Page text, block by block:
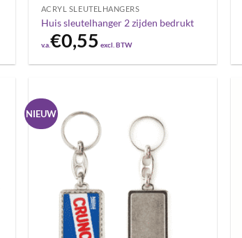
ACRYL SLEUTELHANGERS
Huis sleutelhanger 2 zijden bedrukt
v.a.€0,55 excl. BTW
NIEUW